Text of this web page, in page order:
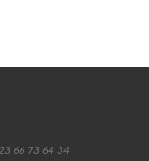
66 73 64 34